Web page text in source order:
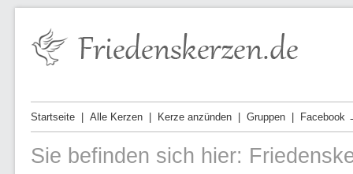
Startseite Alle Kerzen Kerze anzünden Gruppen Facebook
Sie befinden sich hier: